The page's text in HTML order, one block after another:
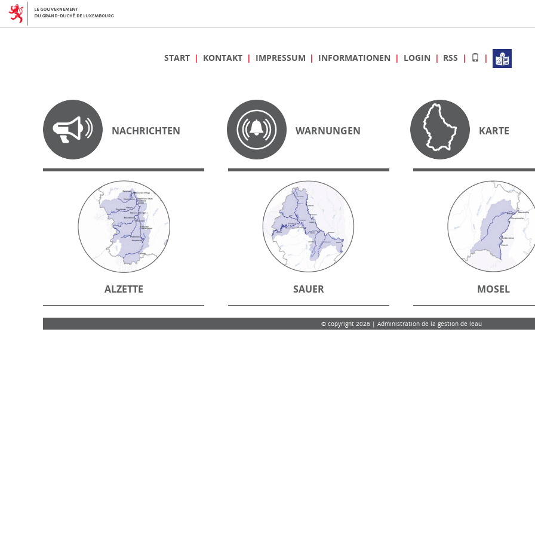
START KONTAKT IMPRESSUM INFORMATIONEN LOGIN RSS
NACHRICHTEN WARNUNGEN KARTE
ALZETTE SAUER MOSEL
© copyright 2026 | Administration de la gestion de leau